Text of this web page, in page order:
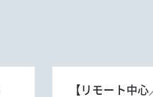
【リモート中